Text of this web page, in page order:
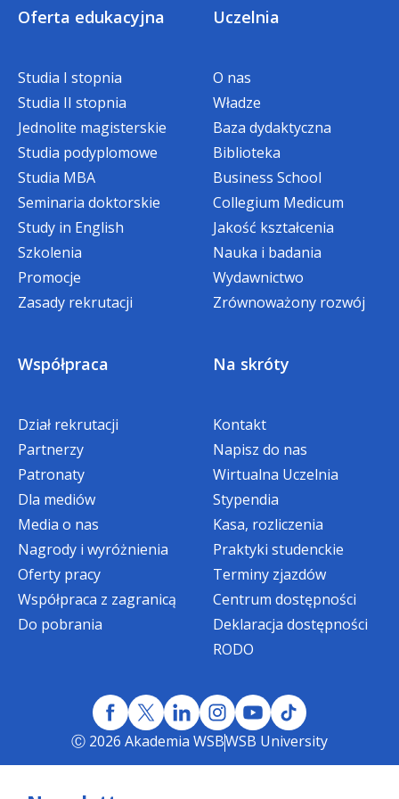
i rodzicielstwa osób niepełnosprawnych
potrafi współpracować z rodzicami
podopiecznych
Granica między zachowaniami
które pozostają w normie a tymi, które
wykraczają poza normy.
Reagowanie na przejawy seksualności
osób niepełnosprawnych.
Rozwiązywanie trudnych sytuacji
związanych ze sferą seksualności
Problematyka nadużyć i wykorzystania
osób z niepełnospranością
intelektualną i ze spektrum autyzmu.
Oferta edukacyjna
Studia I stopnia
Studia II stopnia
Jednolite magisterskie
Studia podyplomowe
Studia MBA
Seminaria doktorskie
Study in English
Szkolenia
Promocje
Zasady rekrutacji
Uczelnia
O nas
Władze
Baza dydaktyczna
Biblioteka
Business School
Collegium Medicum
Jakość kształcenia
Nauka i badania
Wydawnictwo
Zrównoważony rozwój
Współpraca
Dział rekrutacji
Partnerzy
Patronaty
Dla mediów
Media o nas
Nagrody i wyróżnienia
Oferty pracy
Współpraca z zagranicą
Do pobrania
Na skróty
Kontakt
Napisz do nas
Wirtualna Uczelnia
Stypendia
Kasa, rozliczenia
Praktyki studenckie
Terminy zjazdów
Centrum dostępności
Deklaracja dostępności
RODO
Ⓒ 2026 Akademia WSBWSB University